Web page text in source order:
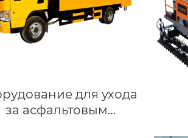
для ухода
за асфальтовым